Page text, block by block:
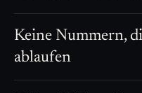
Keine Nummern,
ablaufen